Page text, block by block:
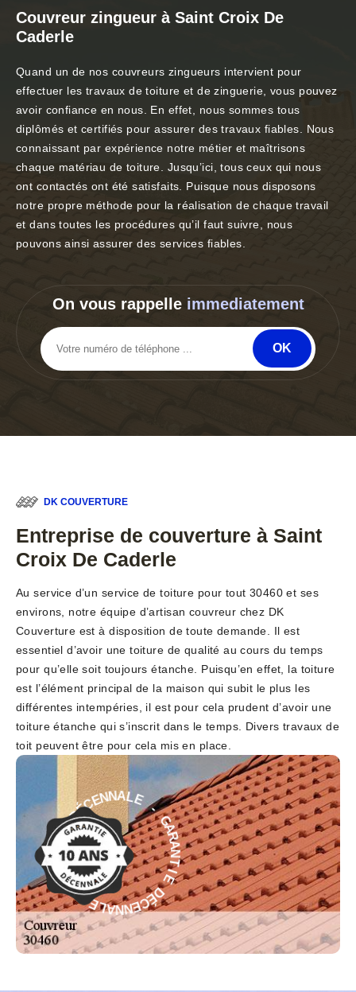
Couvreur zingueur à Saint Croix De
Caderle
Quand un de nos couvreurs zingueurs intervient pour
effectuer les travaux de toiture et de zinguerie, vous pouvez
avoir confiance en nous. En effet, nous sommes tous
diplômés et certifiés pour assurer des travaux fiables. Nous
connaissant par expérience notre métier et maîtrisons
chaque matériau de toiture. Jusqu’ici, tous ceux qui nous
ont contactés ont été satisfaits. Puisque nous disposons
notre propre méthode pour la réalisation de chaque travail
et dans toutes les procédures qu’il faut suivre, nous
pouvons ainsi assurer des services fiables.
On vous rappelle immediatement
DK COUVERTURE
Entreprise de couverture à Saint
Croix De Caderle
Au service d’un service de toiture pour tout 30460 et ses
environs, notre équipe d’artisan couvreur chez DK
Couverture est à disposition de toute demande. Il est
essentiel d’avoir une toiture de qualité au cours du temps
pour qu’elle soit toujours étanche. Puisqu’en effet, la toiture
est l’élément principal de la maison qui subit le plus les
différentes intempéries, il est pour cela prudent d’avoir une
toiture étanche qui s’inscrit dans le temps. Divers travaux de
toit peuvent être pour cela mis en place.
G
A
R
A
N
T
I
E
D
É
C
E
N
NALE - GAR
A
N
T
I
E
D
É
C
E
N
N
A
L
E
-